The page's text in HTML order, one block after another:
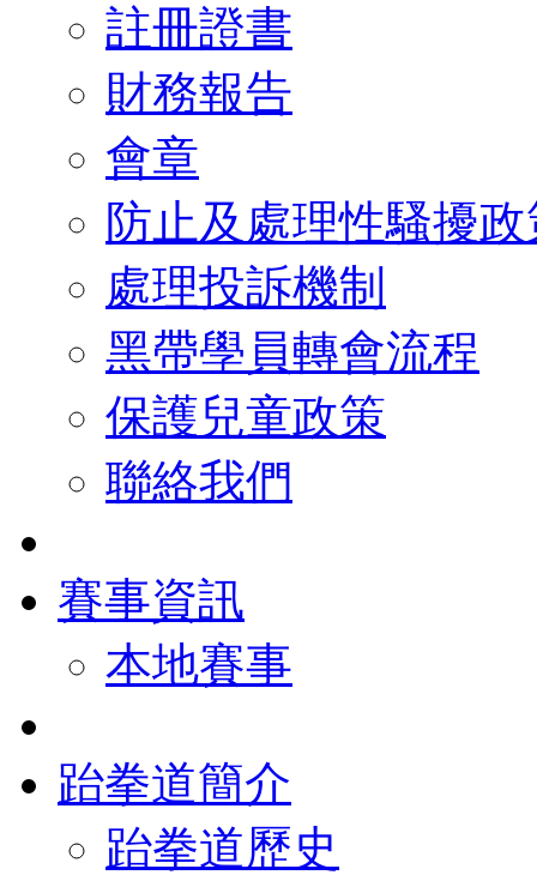
註冊證書
財務報告
會章
防止及處理性騷擾
處理投訴機制
黑帶學員轉會流程
保護兒童政策
聯絡我們
賽事資訊
本地賽事
跆拳道簡介
跆拳道歷史